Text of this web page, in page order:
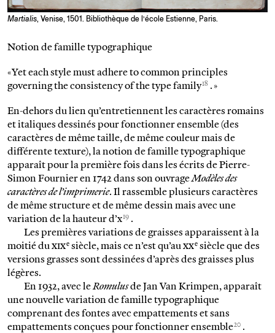
Martialis, Venise, 1501. Bibliothèque de l’école Estienne, Paris.
Notion de famille typographique
« Yet each style must adhere to common principles
governing the consistency of the type family18 . »
En-dehors du lien qu’entretiennent les caractères romains
et italiques dessinés pour fonctionner ensemble (des
caractères de même taille, de même couleur mais de
différente texture), la notion de famille typographique
apparaît pour la première fois dans les écrits de Pierre-
Simon Fournier en 1742 dans son ouvrageModèles des
caractères de l’imprimerie. Il rassemble plusieurs caractères
de même structure et de même dessin mais avec une
variation de la hauteur d’x19 .
Les premières variations de graisses apparaissent à la
moitié du xixe siècle, mais ce n’est qu’au xxe siècle que des
versions grasses sont dessinées d’après des graisses plus
légères.
En 1932, avec le Romulusde Jan Van Krimpen, apparaît
une nouvelle variation de famille typographique
comprenant des fontes avec empattements et sans
empattements conçues pour fonctionner ensemble20 .